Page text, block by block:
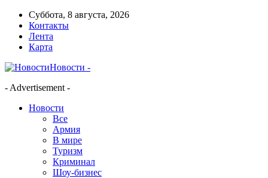
Суббота, 8 августа, 2026
Контакты
Лента
Карта
Новости -
- Advertisement -
Новости
Все
Армия
В мире
Туризм
Криминал
Шоу-бизнес